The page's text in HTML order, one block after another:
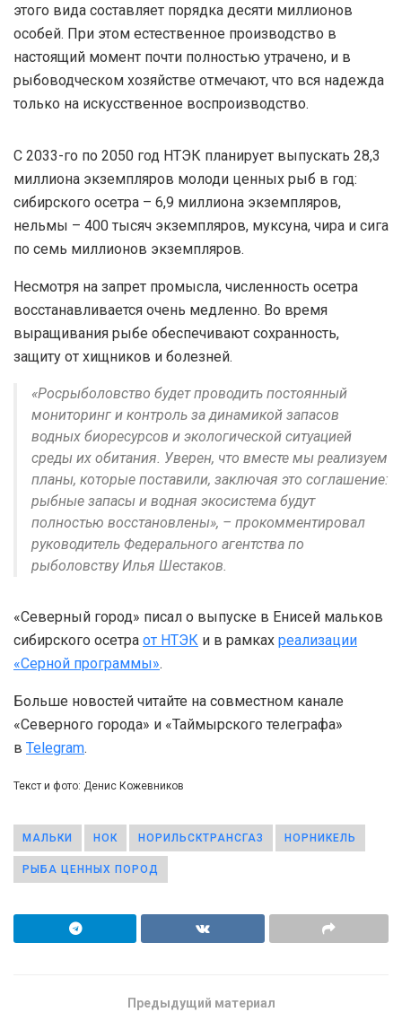
этого вида составляет порядка десяти миллионов
особей. При этом естественное производство в
настоящий момент почти полностью утрачено, и в
рыбоводческом хозяйстве отмечают, что вся надежда
только на искусственное воспроизводство.
С 2033-го по 2050 год НТЭК планирует выпускать 28,3
миллиона экземпляров молоди ценных рыб в год:
сибирского осетра – 6,9 миллиона экземпляров,
нельмы – 400 тысяч экземпляров, муксуна, чира и сига
по семь миллионов экземпляров.
Несмотря на запрет промысла, численность осетра
восстанавливается очень медленно. Во время
выращивания рыбе обеспечивают сохранность,
защиту от хищников и болезней.
«Росрыболовство будет проводить постоянный
мониторинг и контроль за динамикой запасов
водных биоресурсов и экологической ситуацией
среды их обитания. Уверен, что вместе мы реализуем
планы, которые поставили, заключая это соглашение:
рыбные запасы и водная экосистема будут
полностью восстановлены», – прокомментировал
руководитель Федерального агентства по
рыболовству Илья Шестаков.
«Северный город» писал о выпуске в Енисей мальков
сибирского осетра от НТЭК и в рамках реализации
«Серной программы».
Больше новостей читайте на совместном канале
«Северного города» и «Таймырского телеграфа»
в Telegram.
Текст и фото: Денис Кожевников
МАЛЬКИ НОК НОРИЛЬСКТРАНСГАЗ НОРНИКЕЛЬ
РЫБА ЦЕННЫХ ПОРОД
Предыдущий материал